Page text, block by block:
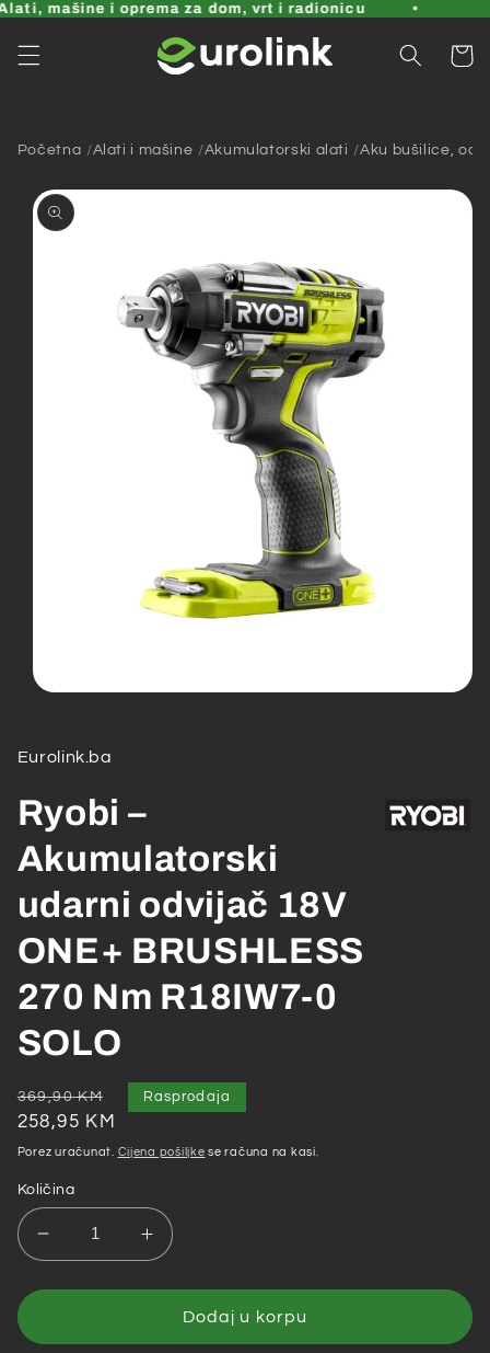
Pređi
sadržaj
mašine i oprema za dom, vrt i radionicu
Korpa
Početna Alati i mašine Akumulatorski alati Aku bušilice,
informacije
modal
Eurolink.ba
Ryobi –
Akumulatorski
udarni odvijač 18V
ONE+ BRUSHLESS
270 Nm R18IW7-0
SOLO
Redovna
cijena
369,90 KM
Akcijska
cijena
258,95 KM
Rasprodaja
Porez uračunat. Cijena pošiljke se računa na kasi.
Količina
Smanji
količinu
za
–
Povećaj
količinu
za
Ryobi
–
Dodaj u korpu